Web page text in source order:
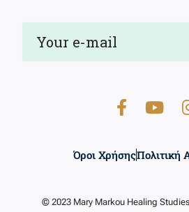
Όροι ΧρήσηςΠολιτική
© 2023 Mary Markou Healing